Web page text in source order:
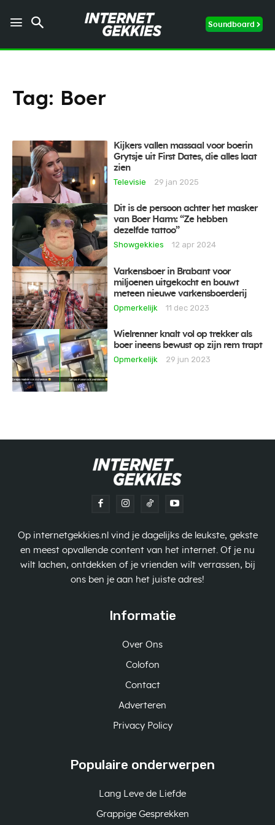
Soundboard
Tag: Boer
Kijkers vallen massaal voor boerin
Grytsje uit First Dates, die alles laat
zien
Televisie
29 jan 2025
Dit is de persoon achter het masker
van Boer Harm: “Ze hebben
dezelfde tattoo”
Showgekkies
12 apr 2024
Varkensboer in Brabant voor
miljoenen uitgekocht en bouwt
meteen nieuwe varkensboerderij
Opmerkelijk
11 dec 2023
Wielrenner knalt vol op trekker als
boer ineens bewust op zijn rem trapt
Opmerkelijk
29 jun 2023
Op internetgekkies.nl vind je dagelijks de leukste, gekste
en meest opvallende content van het internet. Of je nu
wilt lachen, ontdekken of je vrienden wilt verrassen, bij
ons ben je aan het juiste adres!
Informatie
Over Ons
Colofon
Contact
Adverteren
Privacy Policy
Populaire onderwerpen
Lang Leve de Liefde
Grappige Gesprekken